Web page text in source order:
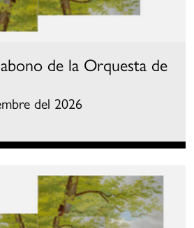
de la Orquesta de
del 2026